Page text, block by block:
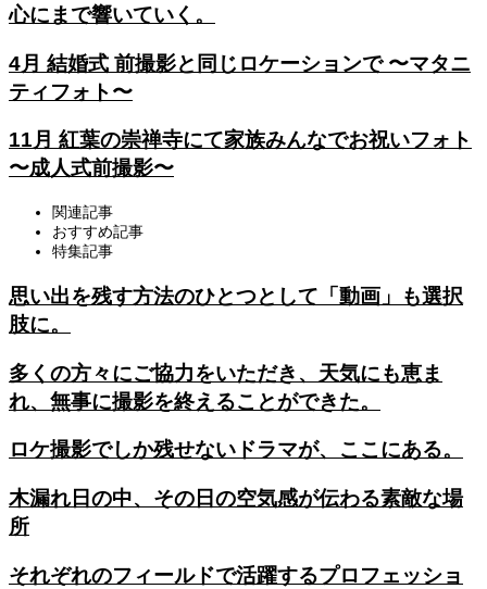
心にまで響いていく。
4月 結婚式 前撮影と同じロケーションで 〜マタニ
ティフォト〜
11月 紅葉の崇禅寺にて家族みんなでお祝いフォト
〜成人式前撮影〜
関連記事
おすすめ記事
特集記事
思い出を残す方法のひとつとして「動画」も選択
肢に。
多くの方々にご協力をいただき、天気にも恵ま
れ、無事に撮影を終えることができた。
ロケ撮影でしか残せないドラマが、ここにある。
木漏れ日の中、その日の空気感が伝わる素敵な場
所
それぞれのフィールドで活躍するプロフェッショ